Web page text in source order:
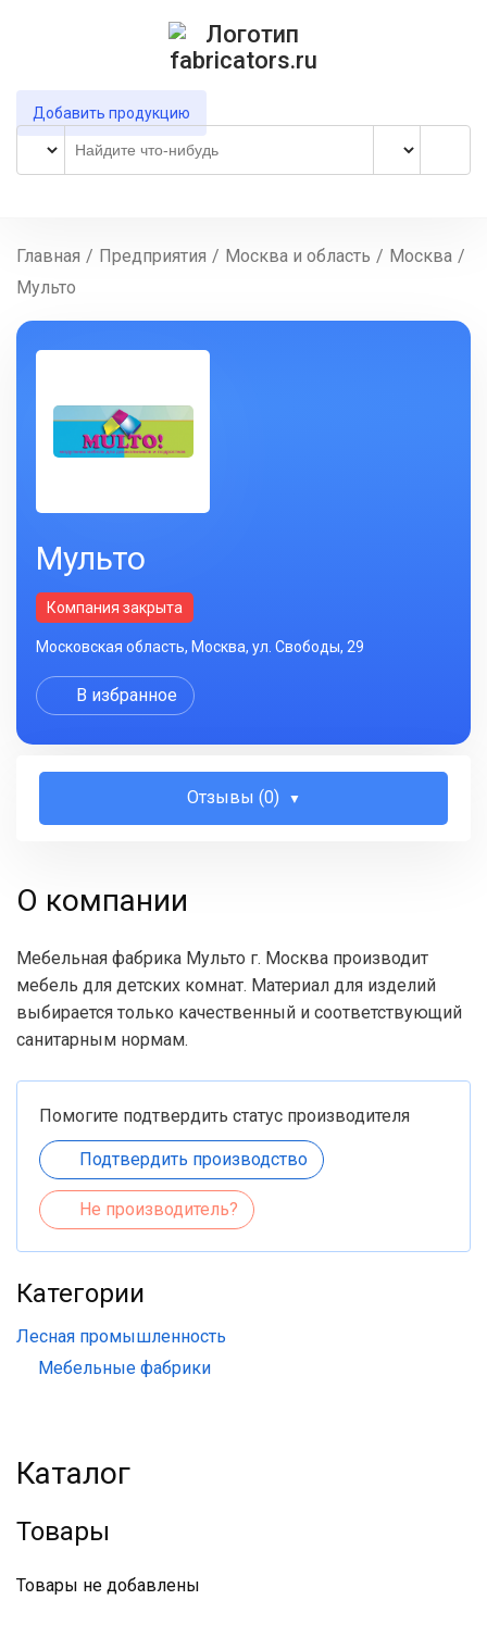
Добавить продукцию
Главная / Предприятия / Москва и область / Москва /
Мульто
Мульто
Компания закрыта
Московская область, Москва, ул. Свободы, 29
В избранное
Отзывы (0)
О компании
Мебельная фабрика Мульто г. Москва производит
мебель для детских комнат. Материал для изделий
выбирается только качественный и соответствующий
санитарным нормам.
Помогите подтвердить статус производителя
Подтвердить производство
Не производитель?
Категории
Лесная промышленность
Мебельные фабрики
Каталог
Товары
Товары не добавлены